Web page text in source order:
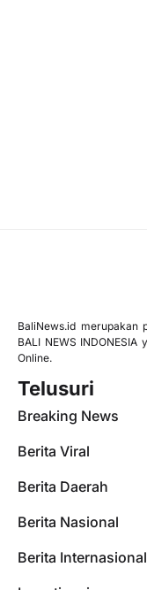
BaliNews.id merupakan
BALI NEWS
Online.
Telusuri
Breaking News
Berita Viral
Berita Daerah
Berita Nasional
Berita Internasional